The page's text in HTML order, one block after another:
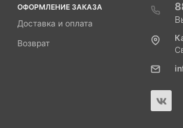
ОФОРМЛЕНИЕ ЗАКАЗА
Доставка и оплата
Возврат